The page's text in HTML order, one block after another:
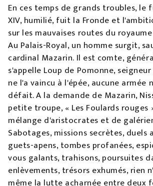
En ces temps de grands troubles, le
XIV, humilié, fuit la Fronde et
sur les mauvaises routes du
Au Palais-Royal, un homme surgit,
cardinal Mazarin. Il est comte,
s'appelle Loup de Pomonne,
ne l'a vaincu à l'épée, aucune armée
défait. A la demande de Mazarin,
petite troupe, « Les Foulards rouges
mélange d'aristocrates et de
Sabotages, missions secrètes, duels
guets-apens, tombes profanées,
vous galants, trahisons, poursuites
enlèvements, trésors exhumés, rien
même la lutte acharnée entre deux